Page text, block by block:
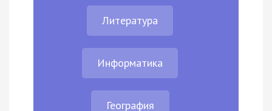
Литература
Информатика
География